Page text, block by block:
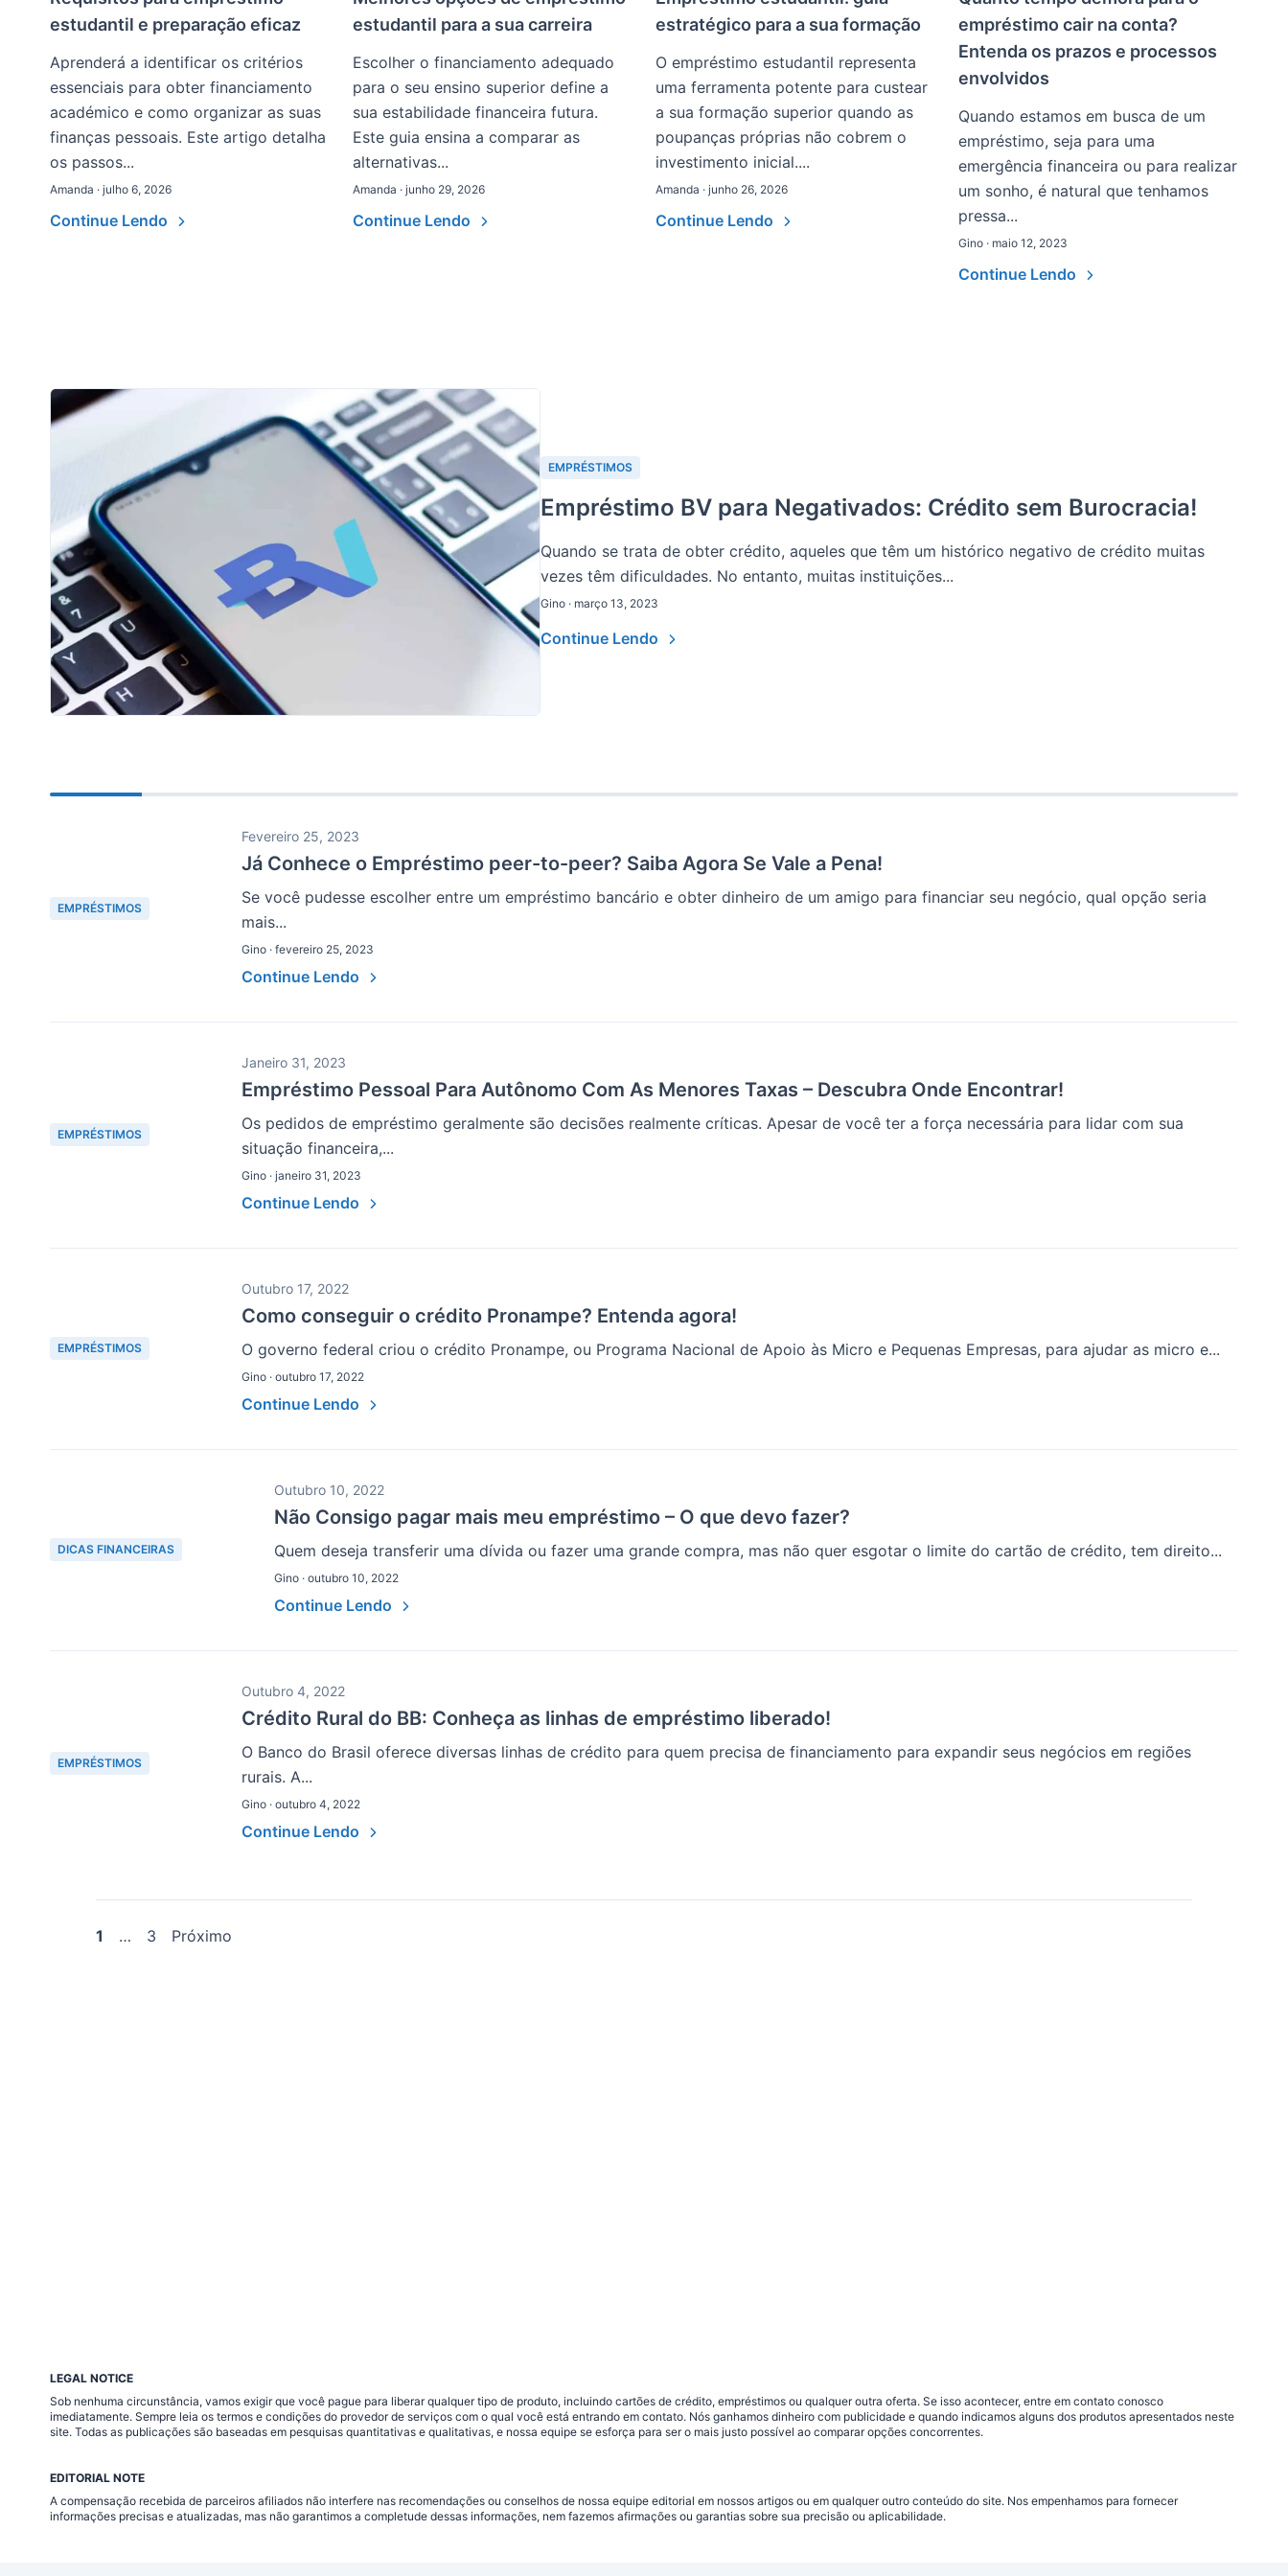
estudantil e preparação eficaz
Aprenderá a identificar os critérios
essenciais para obter financiamento
académico e como organizar as suas
finanças pessoais. Este artigo detalha
os passos...
Amanda · julho 6, 2026
Continue Lendo
estudantil para a sua carreira
Escolher o financiamento adequado
para o seu ensino superior define a
sua estabilidade financeira futura.
Este guia ensina a comparar as
alternativas...
Amanda · junho 29, 2026
Continue Lendo
estratégico para a sua formação
O empréstimo estudantil representa
uma ferramenta potente para custear
a sua formação superior quando as
poupanças próprias não cobrem o
investimento inicial....
Amanda · junho 26, 2026
Continue Lendo
empréstimo cair na conta?
Entenda os prazos e processos
envolvidos
Quando estamos em busca de um
empréstimo, seja para uma
emergência financeira ou para realizar
um sonho, é natural que tenhamos
pressa...
Gino · maio 12, 2023
Continue Lendo
EMPRÉSTIMOS
Empréstimo BV para Negativados: Crédito sem Burocracia!
Quando se trata de obter crédito, aqueles que têm um histórico negativo de crédito muitas
vezes têm dificuldades. No entanto, muitas instituições...
Gino · março 13, 2023
Continue Lendo
EMPRÉSTIMOS
Fevereiro 25, 2023
Já Conhece o Empréstimo peer-to-peer? Saiba Agora Se Vale a Pena!
Se você pudesse escolher entre um empréstimo bancário e obter dinheiro de um amigo para financiar seu negócio, qual opção seria
mais...
Gino · fevereiro 25, 2023
Continue Lendo
EMPRÉSTIMOS
Janeiro 31, 2023
Empréstimo Pessoal Para Autônomo Com As Menores Taxas – Descubra Onde Encontrar!
Os pedidos de empréstimo geralmente são decisões realmente críticas. Apesar de você ter a força necessária para lidar com sua
situação financeira,...
Gino · janeiro 31, 2023
Continue Lendo
EMPRÉSTIMOS
Outubro 17, 2022
Como conseguir o crédito Pronampe? Entenda agora!
O governo federal criou o crédito Pronampe, ou Programa Nacional de Apoio às Micro e Pequenas Empresas, para ajudar as micro e...
Gino · outubro 17, 2022
Continue Lendo
DICAS FINANCEIRAS
Outubro 10, 2022
Não Consigo pagar mais meu empréstimo – O que devo fazer?
Quem deseja transferir uma dívida ou fazer uma grande compra, mas não quer esgotar o limite do cartão de crédito, tem direito...
Gino · outubro 10, 2022
Continue Lendo
EMPRÉSTIMOS
Outubro 4, 2022
Crédito Rural do BB: Conheça as linhas de empréstimo liberado!
O Banco do Brasil oferece diversas linhas de crédito para quem precisa de financiamento para expandir seus negócios em regiões
rurais. A...
Gino · outubro 4, 2022
Continue Lendo
Paginação
1 … 3 Próximo
LEGAL NOTICE
Sob nenhuma circunstância, vamos exigir que você pague para liberar qualquer tipo de produto, incluindo cartões de crédito, empréstimos ou qualquer outra oferta. Se isso acontecer, entre em contato conosco
imediatamente. Sempre leia os termos e condições do provedor de serviços com o qual você está entrando em contato. Nós ganhamos dinheiro com publicidade e quando indicamos alguns dos produtos apresentados neste
site. Todas as publicações são baseadas em pesquisas quantitativas e qualitativas, e nossa equipe se esforça para ser o mais justo possível ao comparar opções concorrentes.
EDITORIAL NOTE
A compensação recebida de parceiros afiliados não interfere nas recomendações ou conselhos de nossa equipe editorial em nossos artigos ou em qualquer outro conteúdo do site. Nos empenhamos para fornecer
informações precisas e atualizadas, mas não garantimos a completude dessas informações, nem fazemos afirmações ou garantias sobre sua precisão ou aplicabilidade.